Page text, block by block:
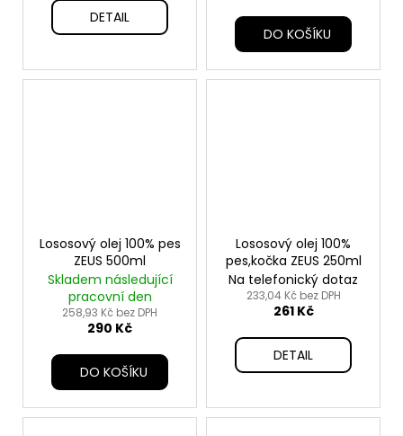
DETAIL
DO KOŠÍKU
Lososový olej 100% pes
ZEUS 500ml
Skladem následující
pracovní den
258,93 Kč bez DPH
290 Kč
DO KOŠÍKU
Lososový olej 100%
pes,kočka ZEUS 250ml
Na telefonický dotaz
233,04 Kč bez DPH
261 Kč
DETAIL